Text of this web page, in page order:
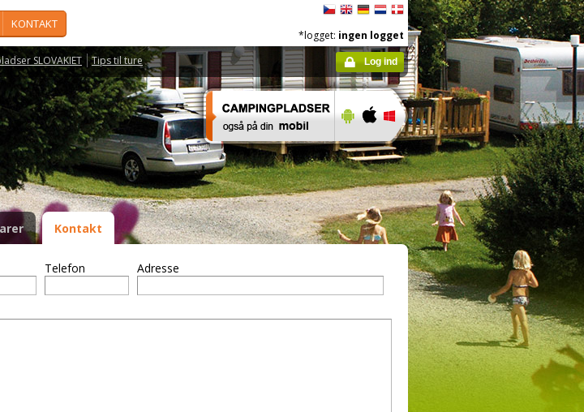
KONTAKT
SLOVAKIET Tips til ture
*logget: ingen logget
Log ind
Kontakt
Telefon Adresse